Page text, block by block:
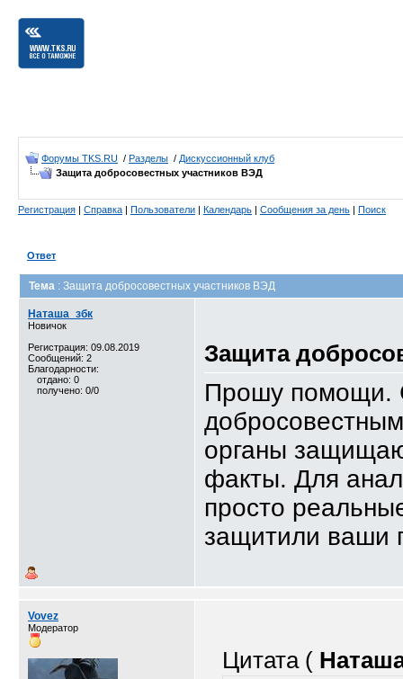
Форумы TKS.RU / Разделы / Дискуссионный клуб
Защита добросовестных участников ВЭД
Регистрация | Справка | Пользователи | Календарь | Сообщения за день | Поиск
Ответ
Тема : Защита добросовестных участников ВЭД
Наташа_збк
Новичок
Регистрация: 09.08.2019
Сообщений: 2
Благодарности:
отдано: 0
получено: 0/0
Защита
Прошу помощи.
органы
факты. Для
просто
защитили ваши
Vovez
Модератор
Цитата (